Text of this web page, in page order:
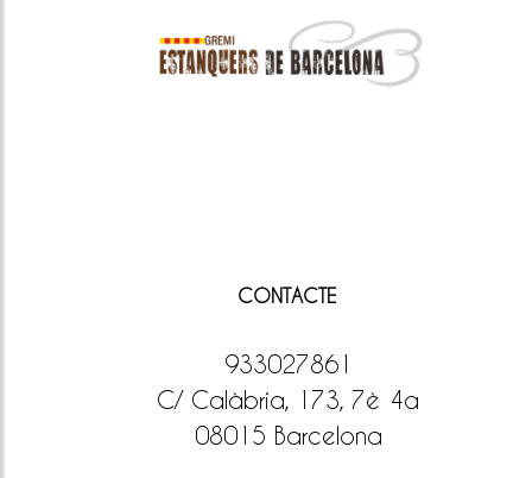
CONTACTE
933027861
C/ Calàbria, 173, 7è 4a
08015 Barcelona